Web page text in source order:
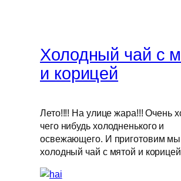
Холодный чай с
и корицей
Лето!!!! На улице жара!!! Очень
чего нибудь холодненького и
освежающего. И приготовим мы
холодный чай с мятой и